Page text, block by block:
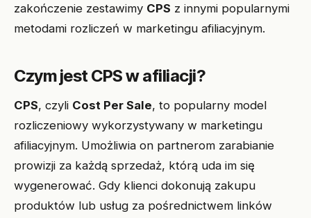
zakończenie zestawimy CPS z innymi popularnymi
metodami rozliczeń w marketingu afiliacyjnym.
Czym jest CPS w afiliacji?
CPS, czyli Cost Per Sale, to popularny model
rozliczeniowy wykorzystywany w marketingu
afiliacyjnym. Umożliwia on partnerom zarabianie
prowizji za każdą sprzedaż, którą uda im się
wygenerować. Gdy klienci dokonują zakupu
produktów lub usług za pośrednictwem linków